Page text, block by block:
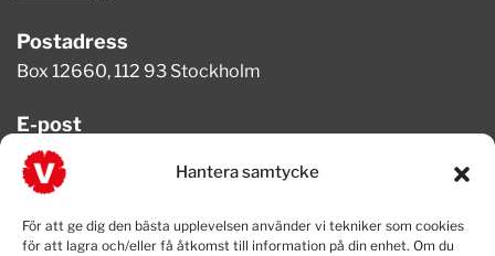
Hantera samtycke
För att ge dig den bästa upplevelsen använder vi tekniker som cookies
för att lagra och/eller få åtkomst till information på din enhet. Om du
Postadress
Box 12660, 112 93 Stockholm
E-post
info@vansterpartiet.se
08-654 08 20